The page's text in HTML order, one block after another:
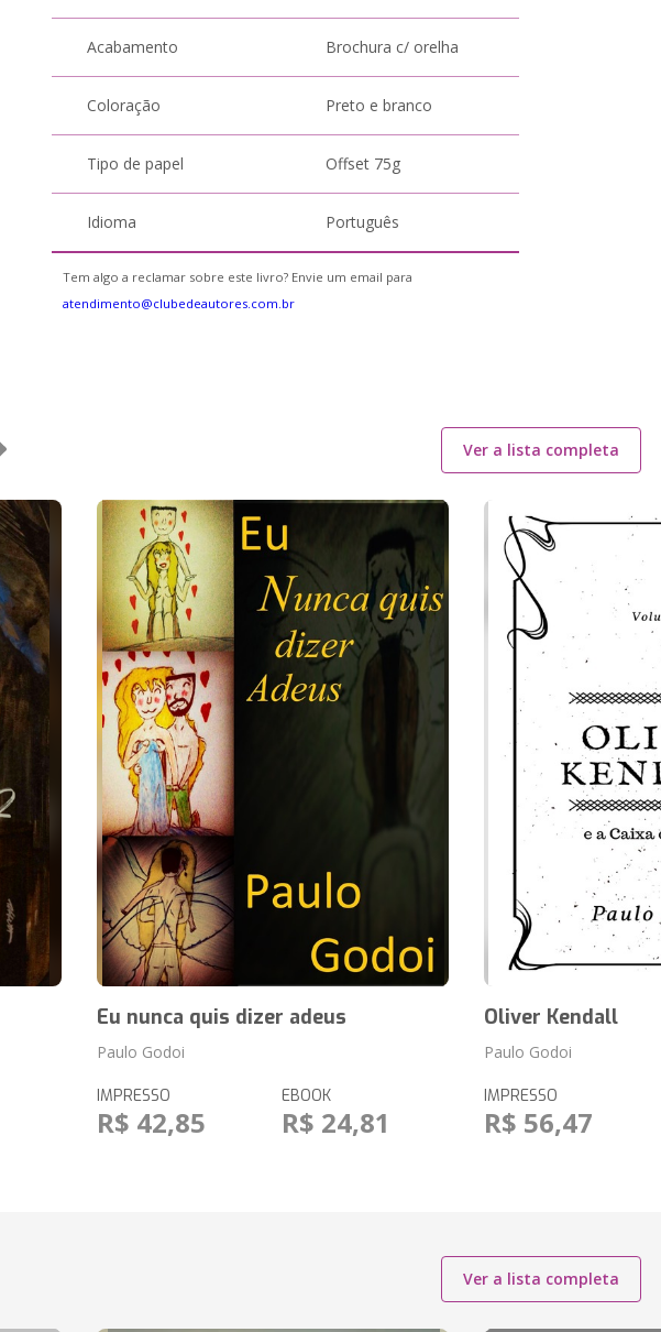
Acabamento Brochura c/ orelha
Coloração Preto e branco
Tipo de papel Offset 75g
Idioma Português
Tem algo a reclamar sobre este livro? Envie um email para
atendimento@clubedeautores.com.br
Ver a lista completa
Eu nunca quis dizer adeus
Paulo Godoi
IMPRESSO
R$ 42,85
EBOOK
R$ 24,81
Oliver Kendall
Paulo Godoi
IMPRESSO
R$ 56,47
Ver a lista completa